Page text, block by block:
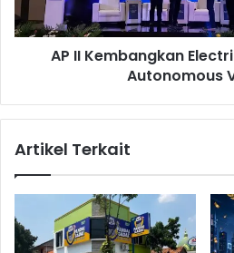
,
I
s
y
a
b
a
E
t
r
AP II Kembangkan
Autonomous
Artikel Terkait